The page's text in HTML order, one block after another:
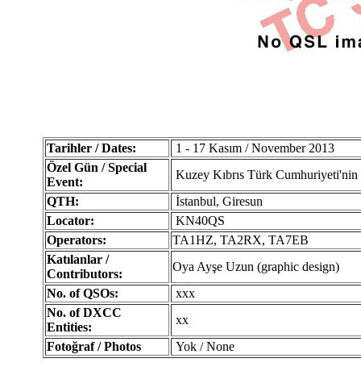
Tarihler / Dates:
1 - 17 Kasım / November 2013
Özel Gün / Special
Event:
Kuzey Kıbrıs Türk
QTH:
İstanbul, Giresun
Locator:
KN40QS
Operators:
TA1HZ, TA2RX, TA7EB
Katılanlar /
Contributors:
Oya Ayşe Uzun (graphic design)
No. of QSOs:
xxx
No. of DXCC
Entities:
xx
Fotoğraf / Photos
Yok / None